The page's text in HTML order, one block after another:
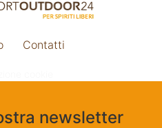
Contatti
newsletter